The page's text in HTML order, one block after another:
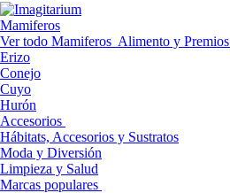
Mamiferos
Ver todo Mamiferos Alimento y Premios
Erizo
Conejo
Cuyo
Hurón
Accesorios
Hábitats, Accesorios y Sustratos
Moda y Diversión
Limpieza y Salud
Marcas populares